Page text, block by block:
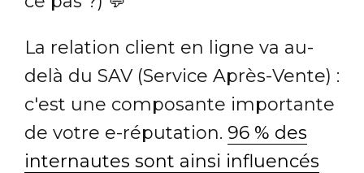
La relation client en ligne va au-
delà du SAV (Service Après-Vente) :
c'est une composante importante
de votre e-réputation. 96 % des
internautes sont ainsi influencés